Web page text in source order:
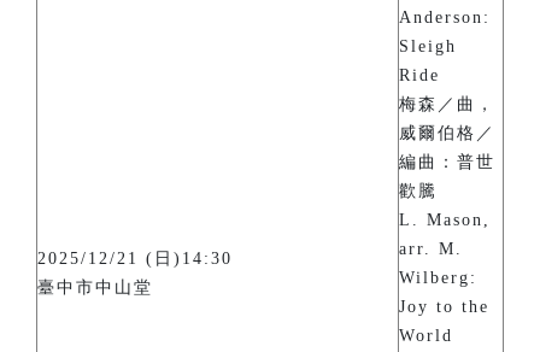
2025/12/21 (日)14:30
臺中市中山堂
Anderson:
Sleigh
Ride
梅森／曲，
威爾伯格／
編曲：普世
歡騰
L. Mason,
arr. M.
Wilberg:
Joy to the
World